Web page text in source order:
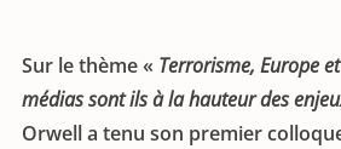
Sur le thème « Terrorisme, Europe
médias sont ils à la hauteur des
Orwell a tenu son premier